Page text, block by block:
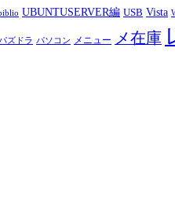
UBUNTUSERVER編 USB Vista
パズドラ パソコン メニュー メ在庫